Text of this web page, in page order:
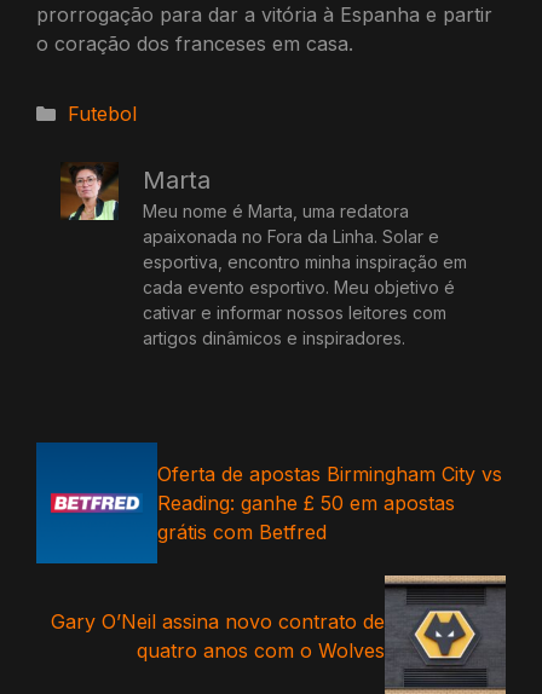
prorrogação para dar a vitória à Espanha e partir
o coração dos franceses em casa.
Categorias
Futebol
Marta
Meu nome é Marta, uma redatora
apaixonada no Fora da Linha. Solar e
esportiva, encontro minha inspiração em
cada evento esportivo. Meu objetivo é
cativar e informar nossos leitores com
artigos dinâmicos e inspiradores.
Oferta de apostas Birmingham City vs
Reading: ganhe £ 50 em apostas
grátis com Betfred
Gary O’Neil assina novo contrato de
quatro anos com o Wolves